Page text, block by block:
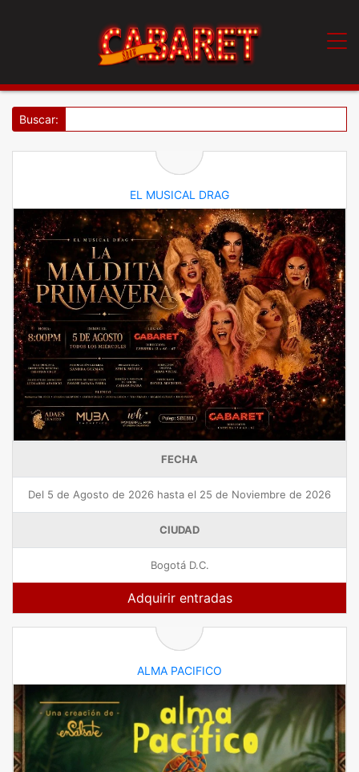
Buscar:
EL MUSICAL DRAG
FECHA
Del 5 de Agosto de 2026 hasta el 25 de Noviembre de 2026
CIUDAD
Bogotá D.C.
Adquirir entradas
ALMA PACIFICO